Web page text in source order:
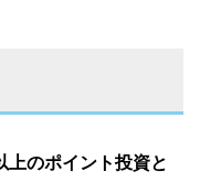
上のポイント投資と